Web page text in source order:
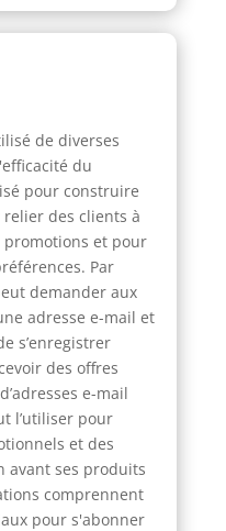
de diverses
du
pour construire
des clients à
promotions et pour
Par
demander aux
adresse e-mail et
s’enregistrer
des offres
e-mail
l’utiliser pour
et des
avant ses produits
comprennent
pour s'abonner